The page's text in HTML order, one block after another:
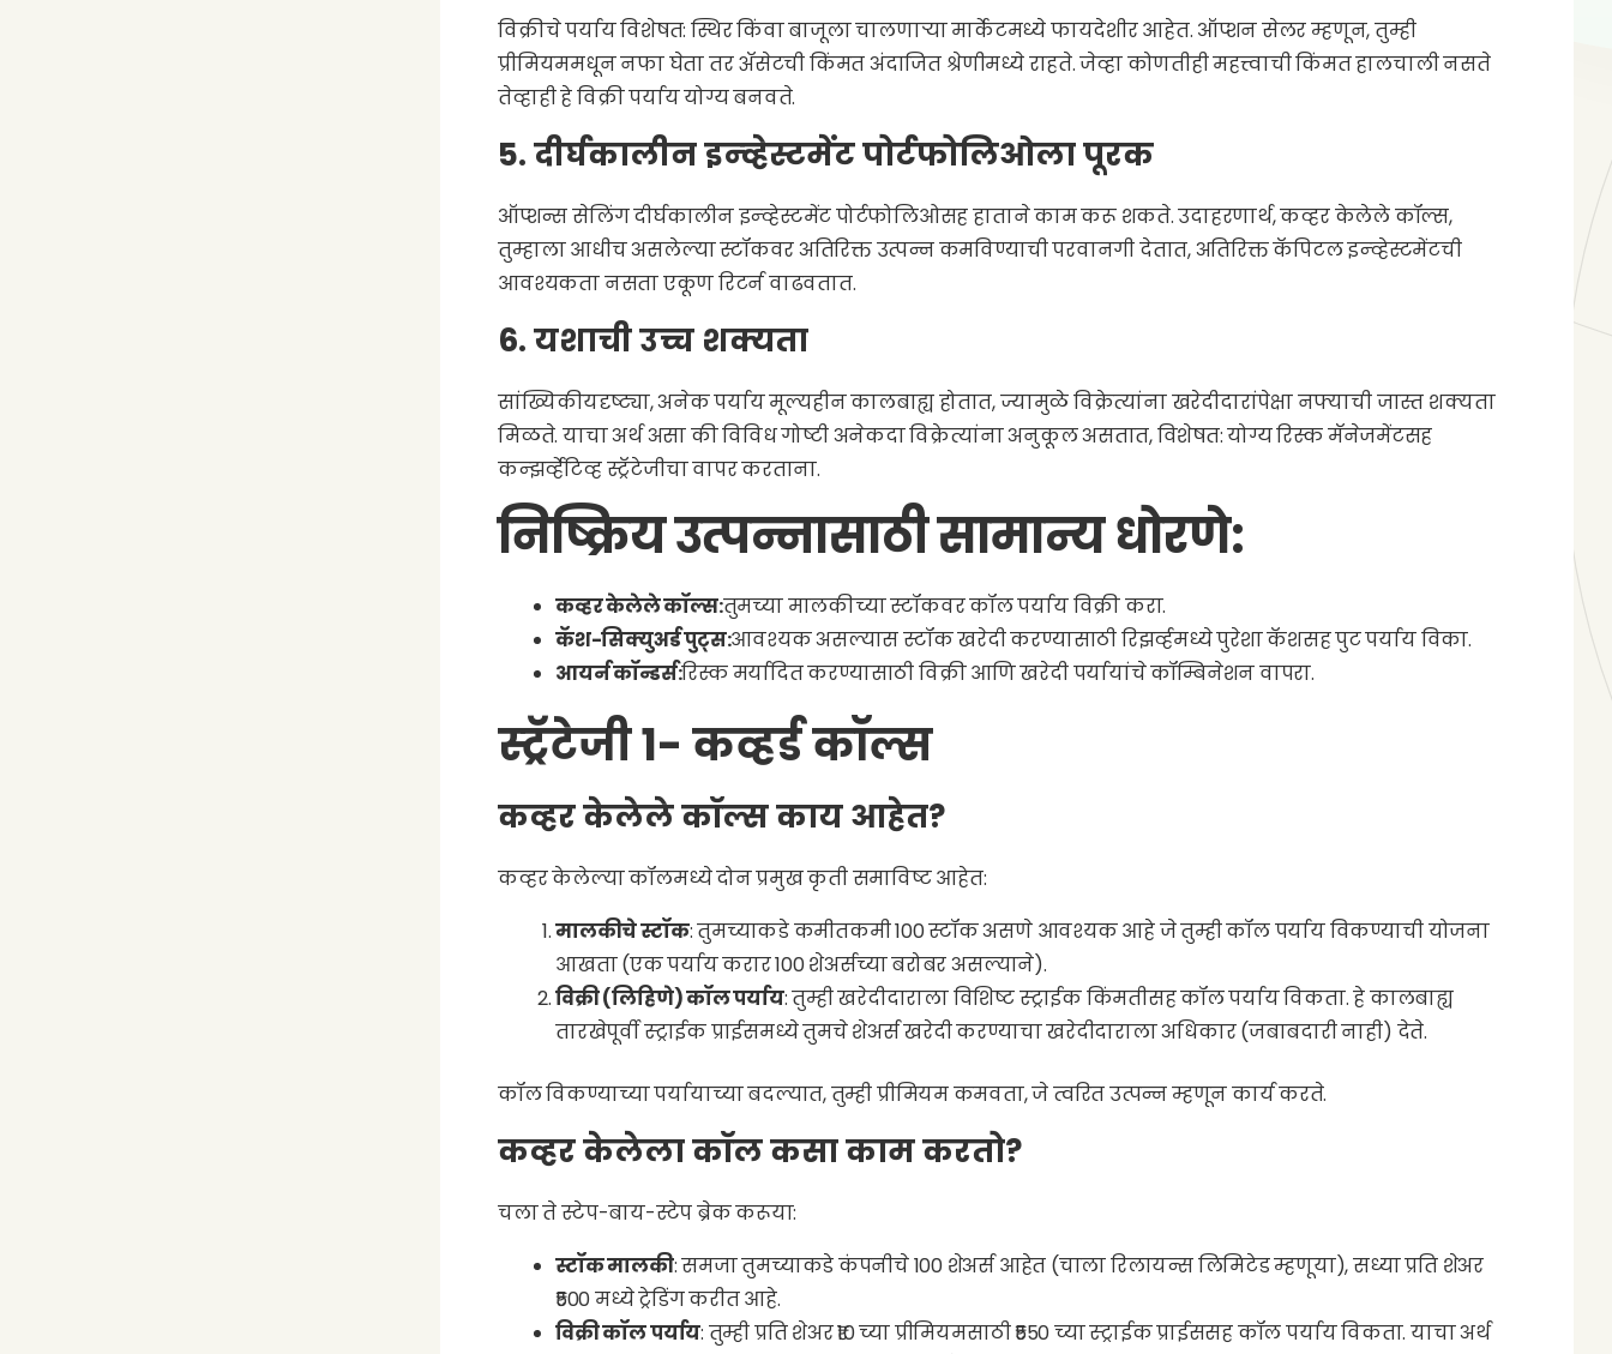
विक्रीचे पर्याय विशेषत: स्थिर किंवा बाजूला चालणाऱ्या मार्केटमध्ये फायदेशीर आहेत. ऑप्शन सेलर म्हणून, तुम्ही
प्रीमियममधून नफा घेता तर ॲसेटची किंमत अंदाजित श्रेणीमध्ये राहते. जेव्हा कोणतीही महत्त्वाची किंमत हालचाली नसते
तेव्हाही हे विक्री पर्याय योग्य बनवते.
5. दीर्घकालीन इन्व्हेस्टमेंट पोर्टफोलिओला पूरक
ऑप्शन्स सेलिंग दीर्घकालीन इन्व्हेस्टमेंट पोर्टफोलिओसह हाताने काम करू शकते. उदाहरणार्थ, कव्हर केलेले कॉल्स,
तुम्हाला आधीच असलेल्या स्टॉकवर अतिरिक्त उत्पन्न कमविण्याची परवानगी देतात, अतिरिक्त कॅपिटल इन्व्हेस्टमेंटची
आवश्यकता नसता एकूण रिटर्न वाढवतात.
6. यशाची उच्च शक्यता
सांख्यिकीयदृष्ट्या, अनेक पर्याय मूल्यहीन कालबाह्य होतात, ज्यामुळे विक्रेत्यांना खरेदीदारांपेक्षा नफ्याची जास्त शक्यता
मिळते. याचा अर्थ असा की विविध गोष्टी अनेकदा विक्रेत्यांना अनुकूल असतात, विशेषत: योग्य रिस्क मॅनेजमेंटसह
कन्झर्व्हेटिव्ह स्ट्रॅटेजीचा वापर करताना.
निष्क्रिय उत्पन्नासाठी सामान्य धोरणे:
कव्हर केलेले कॉल्स:तुमच्या मालकीच्या स्टॉकवर कॉल पर्याय विक्री करा.
कॅश-सिक्युअर्ड पुट्स:आवश्यक असल्यास स्टॉक खरेदी करण्यासाठी रिझर्व्हमध्ये पुरेशा कॅशसह पुट पर्याय विका.
आयर्न कॉन्डर्स:रिस्क मर्यादित करण्यासाठी विक्री आणि खरेदी पर्यायांचे कॉम्बिनेशन वापरा.
स्ट्रॅटेजी 1- कव्हर्ड कॉल्स
कव्हर केलेले कॉल्स काय आहेत?
कव्हर केलेल्या कॉलमध्ये दोन प्रमुख कृती समाविष्ट आहेत:
मालकीचे स्टॉक: तुमच्याकडे कमीतकमी 100 स्टॉक असणे आवश्यक आहे जे तुम्ही कॉल पर्याय विकण्याची योजना
आखता (एक पर्याय करार 100 शेअर्सच्या बरोबर असल्याने).
विक्री (लिहिणे) कॉल पर्याय: तुम्ही खरेदीदाराला विशिष्ट स्ट्राईक किंमतीसह कॉल पर्याय विकता. हे कालबाह्य
तारखेपूर्वी स्ट्राईक प्राईसमध्ये तुमचे शेअर्स खरेदी करण्याचा खरेदीदाराला अधिकार (जबाबदारी नाही) देते.
कॉल विकण्याच्या पर्यायाच्या बदल्यात, तुम्ही प्रीमियम कमवता, जे त्वरित उत्पन्न म्हणून कार्य करते.
कव्हर केलेला कॉल कसा काम करतो?
चला ते स्टेप-बाय-स्टेप ब्रेक करूया:
स्टॉक मालकी: समजा तुमच्याकडे कंपनीचे 100 शेअर्स आहेत (चाला रिलायन्स लिमिटेड म्हणूया), सध्या प्रति शेअर
₹500 मध्ये ट्रेडिंग करीत आहे.
विक्री कॉल पर्याय: तुम्ही प्रति शेअर ₹10 च्या प्रीमियमसाठी ₹550 च्या स्ट्राईक प्राईससह कॉल पर्याय विकता. याचा अर्थ